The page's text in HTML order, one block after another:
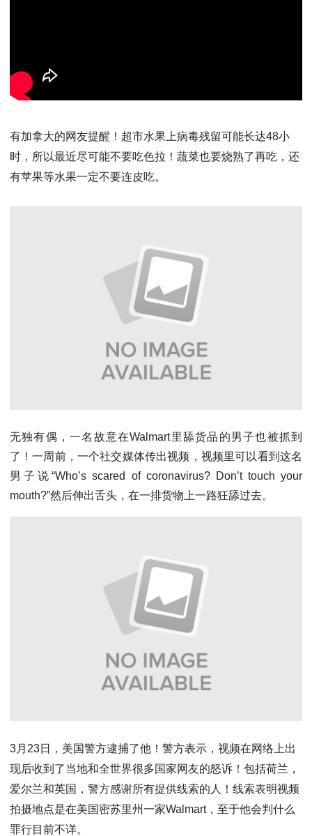
有加拿大的网友提醒！超市水果上病毒残留可能长达48小
时，所以最近尽可能不要吃色拉！蔬菜也要烧熟了再吃，还
有苹果等水果一定不要连皮吃。
无独有偶，一名故意在Walmart里舔货品的男子也被抓到
了！一周前，一个社交媒体传出视频，视频里可以看到这名
男子说“Who’s scared of coronavirus? Don’t touch your
mouth?”然后伸出舌头，在一排货物上一路狂舔过去。
3月23日，美国警方逮捕了他！警方表示，视频在网络上出
现后收到了当地和全世界很多国家网友的怒诉！包括荷兰，
爱尔兰和英国，警方感谢所有提供线索的人！线索表明视频
拍摄地点是在美国密苏里州一家Walmart，至于他会判什么
罪行目前不详。